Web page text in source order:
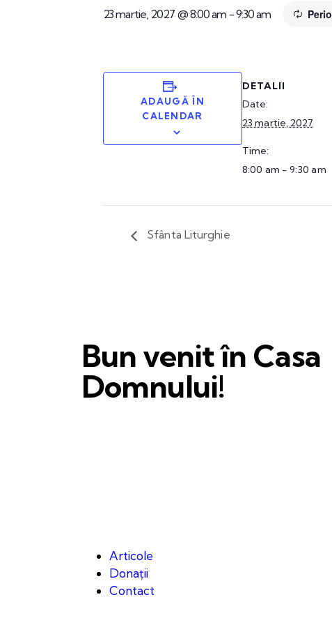
23 martie, 2027 @ 8:00 am -9:30 am
ADAUGĂ ÎN
CALENDAR
DETALII
Date:
23 martie, 2027
Time:
8:00 am - 9:30 am
Sfânta Liturghie
Bun venit în Casa
Domnului!
Articole
Donații
Contact